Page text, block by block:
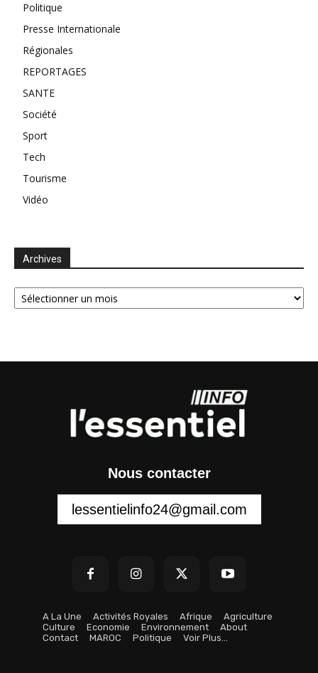
Politique
Presse Internationale
Régionales
REPORTAGES
SANTE
Société
Sport
Tech
Tourisme
Vidéo
Archives
Archives
Nous contacter
lessentielinfo24@gmail.com
A La Une Activités Royales Afrique
Agriculture
Culture
Economie Environnement
About
Contact
MAROC Politique Voir Plus…